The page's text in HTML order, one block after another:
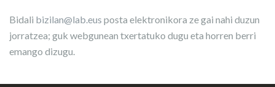
Bidali bizilan@lab.eus posta elektronikora ze gai nahi duzun
jorratzea; guk webgunean txertatuko dugu eta horren berri
emango dizugu.